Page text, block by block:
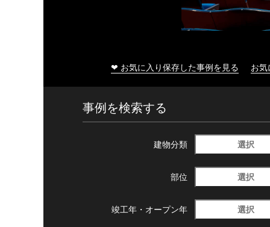
❤ お気に入り保存した事例を見る お
事例を検索する
建物分類 選択
部位 選択
竣工年・ オープン年 選択